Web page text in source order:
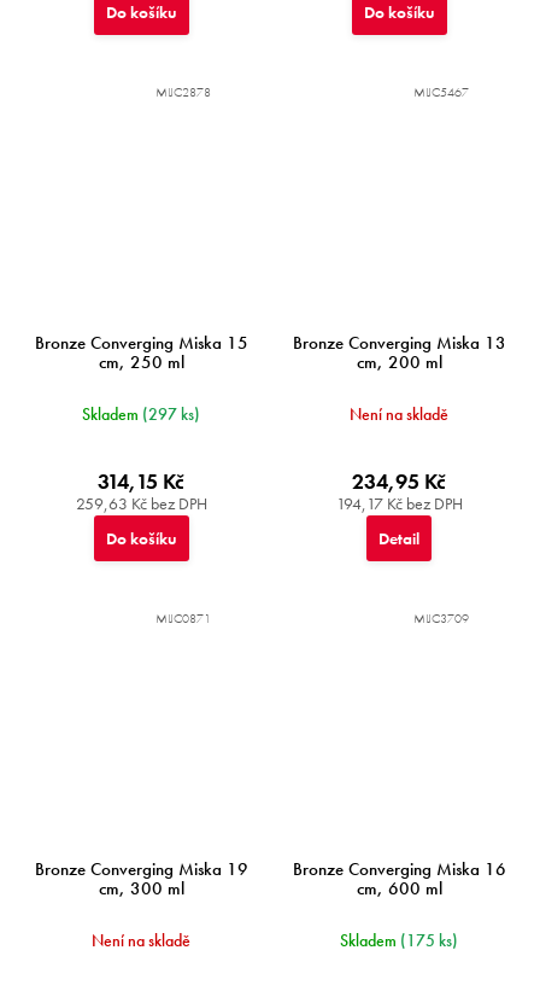
Do košíku Do košíku
Bronze Converging Miska 15
cm, 250 ml
Skladem (297 ks)
259,63 Kč bez DPH
314,15 Kč
Do košíku
MIJC2878
Bronze Converging Miska 13
cm, 200 ml
Není na skladě
194,17 Kč bez DPH
234,95 Kč
Detail
MIJC5467
Bronze Converging Miska 19
cm, 300 ml
Není na skladě
MIJC0871
Bronze Converging Miska 16
cm, 600 ml
Skladem (175 ks)
MIJC3709